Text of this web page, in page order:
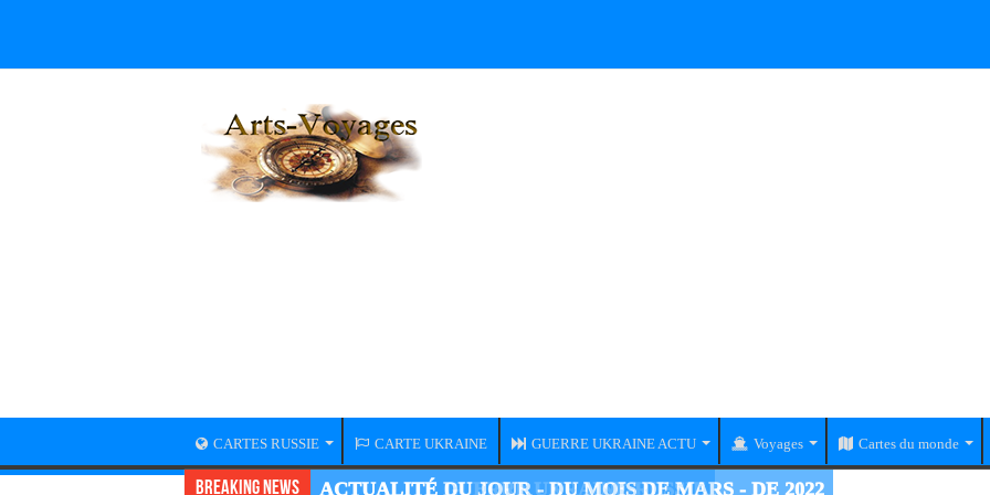
CARTES RUSSIE CARTE UKRAINE GUERRE UKRAINE ACTU Voyages Cartes du monde
Breaking News ACTUALITÉ GUERRE UKRAINE-RUSSIE